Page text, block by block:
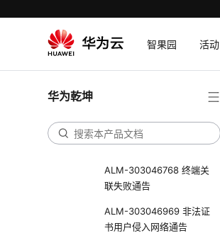
智果园 活动
华为乾坤
播用户超过了配置的最大
ALM-303046767 终端鉴
权失败通告
ALM-303046768 终端关
联失败通告
ALM-303046969 非法证
书用户侵入网络通告